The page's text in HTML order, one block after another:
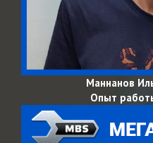
Маннанов
Опыт